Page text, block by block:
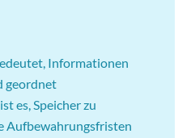
Informationen
geordnet
es, Speicher zu
Aufbewahrungsfristen